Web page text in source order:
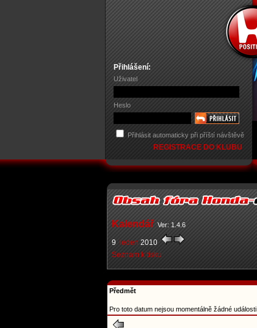
Přihlášení:
Uživatel
Heslo
Přihlásit automaticky při příští návštěvě
REGISTRACE DO KLUBU
Kalendář Ver: 1.4.6
9 leden 2010
Seznam k tisku
Předmět
Pro toto datum nejsou momentálně žádné události